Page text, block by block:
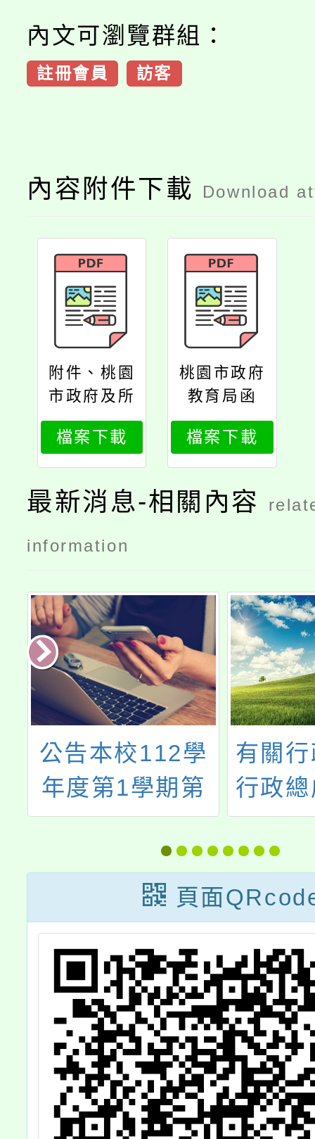
內文可瀏覽群組：
註冊會員 訪客
內容附件下載 Download
附件、桃園
市政府及所
屬各機關出
國報告綜合
處理要點
檔案下載
桃園市政府
教育局函
檔案下載
最新消息-相關內容
information
公告本校112學
年度第1學期第
17次本土語教學
支援工作人員甄
選結果
有關
行政
簡稱
函送
政院
及地
（構
勤
Q&A
月版
頁面